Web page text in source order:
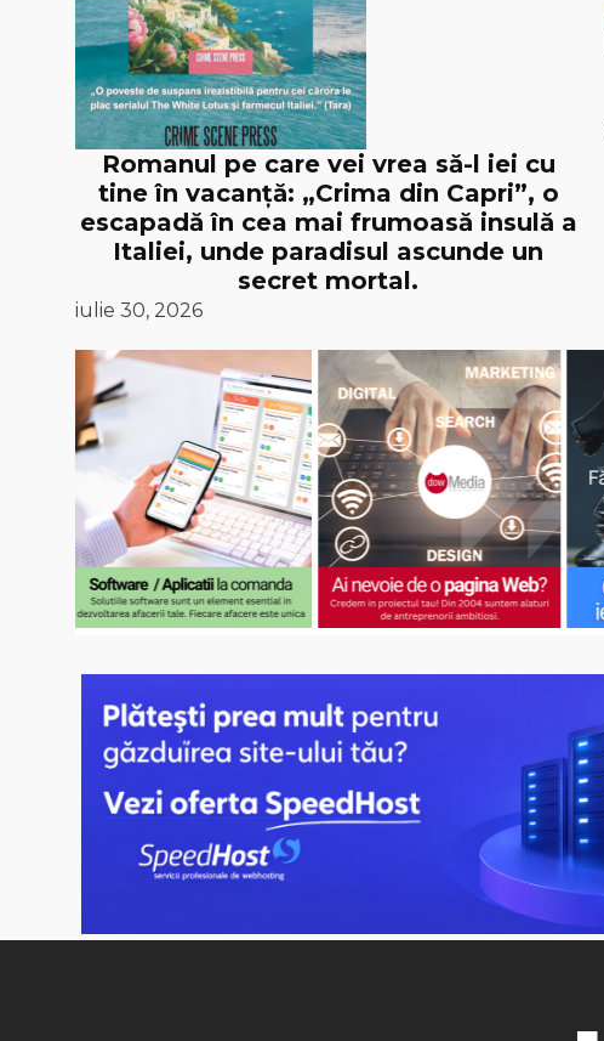
Romanul pe care vei vrea să-l iei cu
tine în vacanță: „Crima din Capri”, o
escapadă în cea mai frumoasă insulă a
Italiei, unde paradisul ascunde un
secret mortal.
iulie 30, 2026